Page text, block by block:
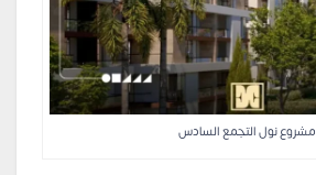
مشروع نول التجمع السادس